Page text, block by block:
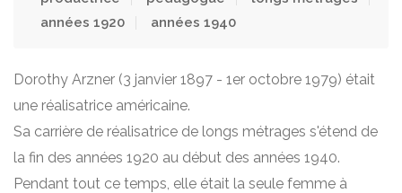
années 1920
années 1940
Dorothy Arzner (3 janvier 1897 - 1er octobre 1979) était
une réalisatrice américaine.
Sa carrière de réalisatrice de longs métrages s'étend de
la fin des années 1920 au début des années 1940.
Pendant tout ce temps, elle était la seule femme à